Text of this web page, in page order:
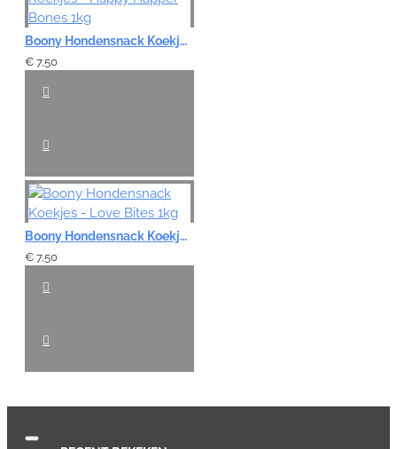
Boony Hondensnack Koekjes - Happy Happer Bones 1kg
€ 7,50
Boony Hondensnack Koekjes - Love Bites 1kg
€ 7,50